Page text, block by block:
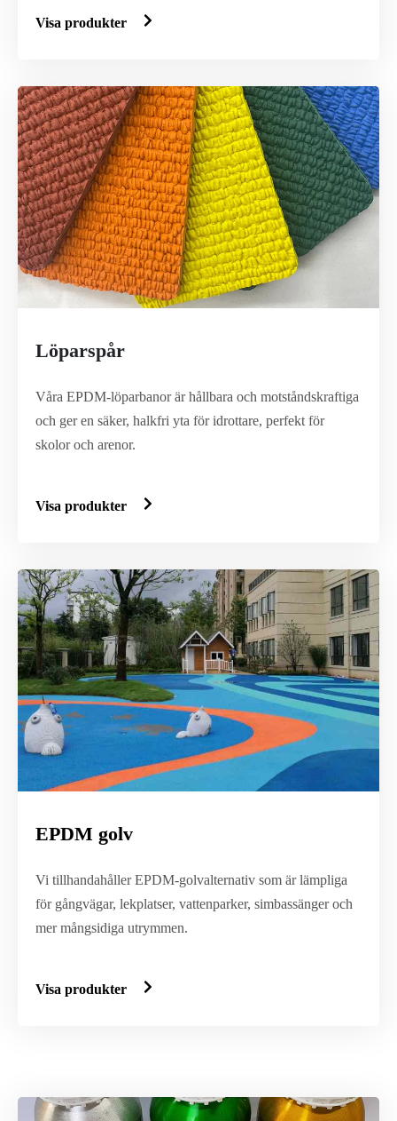
Visa produkter
Löparspår
Våra EPDM-löparbanor är hållbara och motståndskraftiga
och ger en säker, halkfri yta för idrottare, perfekt för
skolor och arenor.
Visa produkter
EPDM golv
Vi tillhandahåller EPDM-golvalternativ som är lämpliga
för gångvägar, lekplatser, vattenparker, simbassänger och
mer mångsidiga utrymmen.
Visa produkter